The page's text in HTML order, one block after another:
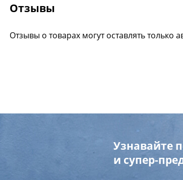
Отзывы
Отзывы о товарах могут оставлять только
Узнавайте
и супер-